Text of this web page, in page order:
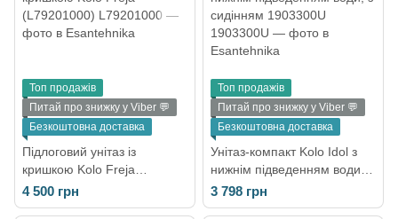
Топ продажів
Питай про знижку у Viber 💬
Безкоштовна доставка
Підлоговий унітаз із
кришкою Kolo Freja
(L79201000)
4 500 грн
Топ продажів
Питай про знижку у Viber 💬
Безкоштовна доставка
Унітаз-компакт Kolo Idol з
нижнім підведенням води, з
сидінням 1903300U
3 798 грн